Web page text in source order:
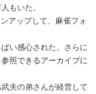
もいた。
アップして、麻雀フォ
い感心された。さらに
照できるアーカイブに
夫の弟さんが経営して